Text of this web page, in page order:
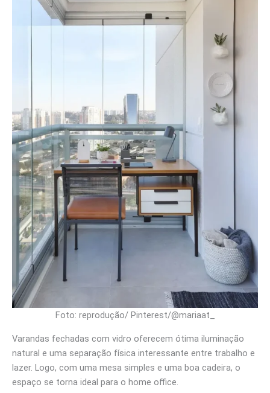
Foto: reprodução/ Pinterest/@mariaat_
Varandas fechadas com vidro oferecem ótima iluminação
natural e uma separação física interessante entre trabalho e
lazer. Logo, com uma mesa simples e uma boa cadeira, o
espaço se torna ideal para o home office.